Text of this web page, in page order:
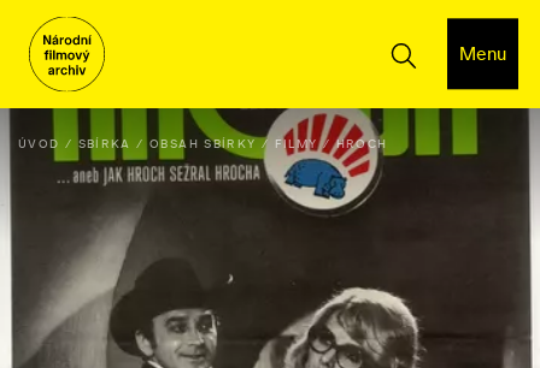
Menu
ÚVOD SBÍRKA OBSAH SBÍRKY FILMY HROCH